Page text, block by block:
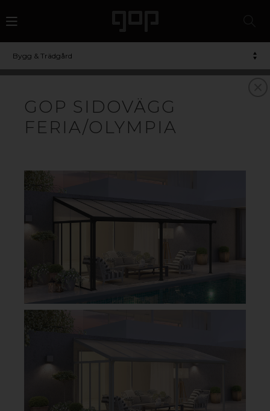
Bygg & Trädgård
GOP SIDOVÄGG
FERIA/OLYMPIA
KOMPLETTA ALTANTAK
Stilren design och genomtänkt funktion. Med
kompletta altantak från gop är det enkelt att skapa en
strålar. Med den kompletta byggsatsen kan du snabbt
bygga ett slagtåligt tak med högt ljusgenomsläpp till
exempelvis altanen, uteplatsen eller som carport.
Om du är i behov av en mindre lösning för entrén och
främst behöver skydda dörrar och fönster så
rekommenderar vi att
I vårt breda sortiment av plasttak finns även
ljusinsläpp – snabb och enkel montering precis som
våra kompletta altantak.